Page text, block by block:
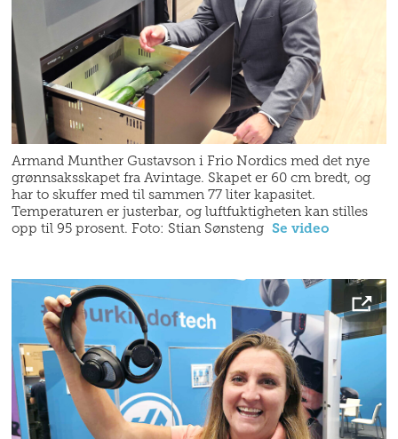
Armand Munther Gustavson i Frio Nordics med det nye
grønnsaksskapet fra Avintage. Skapet er 60 cm bredt, og
har to skuffer med til sammen 77 liter kapasitet.
Temperaturen er justerbar, og luftfuktigheten kan stilles
opp til 95 prosent. Foto: Stian Sønsteng Se video